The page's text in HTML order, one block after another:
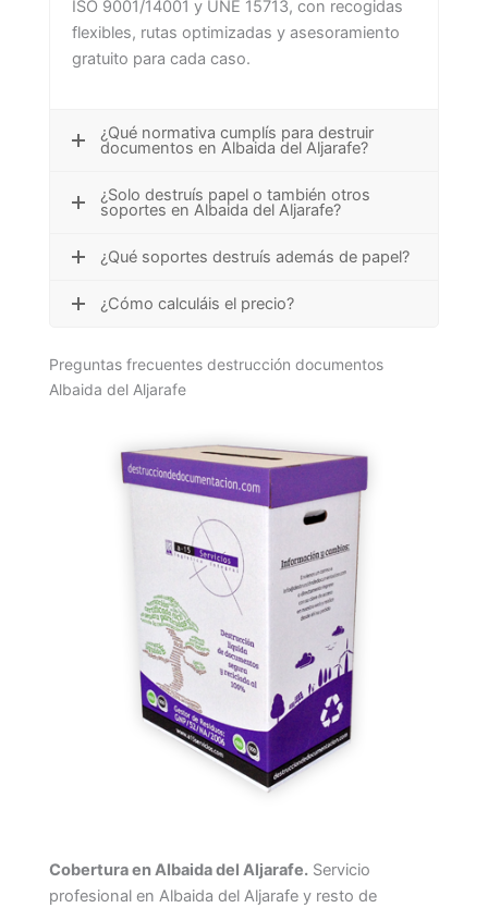
ISO 9001/14001 y UNE 15713, con recogidas
flexibles, rutas optimizadas y asesoramiento
gratuito para cada caso.
¿Qué normativa cumplís para destruir
documentos en Albaida del Aljarafe?
¿Solo destruís papel o también otros
soportes en Albaida del Aljarafe?
¿Qué soportes destruís además de papel?
¿Cómo calculáis el precio?
Preguntas frecuentes destrucción documentos
Albaida del Aljarafe
Cobertura en Albaida del Aljarafe. Servicio
profesional en Albaida del Aljarafe y resto de